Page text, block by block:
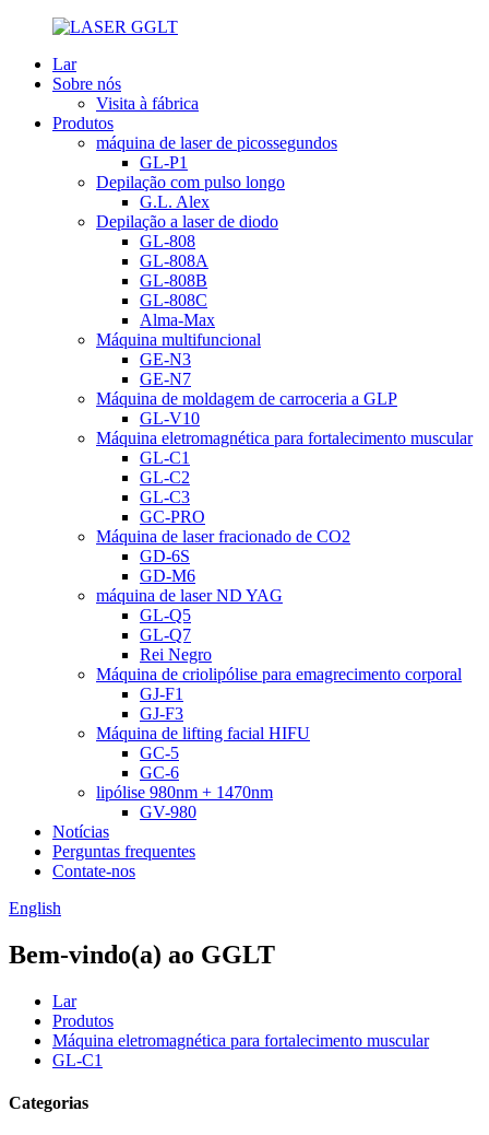
Lar
Sobre nós
Visita à fábrica
Produtos
máquina de laser de picossegundos
GL-P1
Depilação com pulso longo
G.L. Alex
Depilação a laser de diodo
GL-808
GL-808A
GL-808B
GL-808C
Alma-Max
Máquina multifuncional
GE-N3
GE-N7
Máquina de moldagem de carroceria a GLP
GL-V10
Máquina eletromagnética para fortalecimento muscular
GL-C1
GL-C2
GL-C3
GC-PRO
Máquina de laser fracionado de CO2
GD-6S
GD-M6
máquina de laser ND YAG
GL-Q5
GL-Q7
Rei Negro
Máquina de criolipólise para emagrecimento corporal
GJ-F1
GJ-F3
Máquina de lifting facial HIFU
GC-5
GC-6
lipólise 980nm + 1470nm
GV-980
Notícias
Perguntas frequentes
Contate-nos
English
Bem-vindo(a) ao GGLT
Lar
Produtos
Máquina eletromagnética para fortalecimento muscular
GL-C1
Categorias